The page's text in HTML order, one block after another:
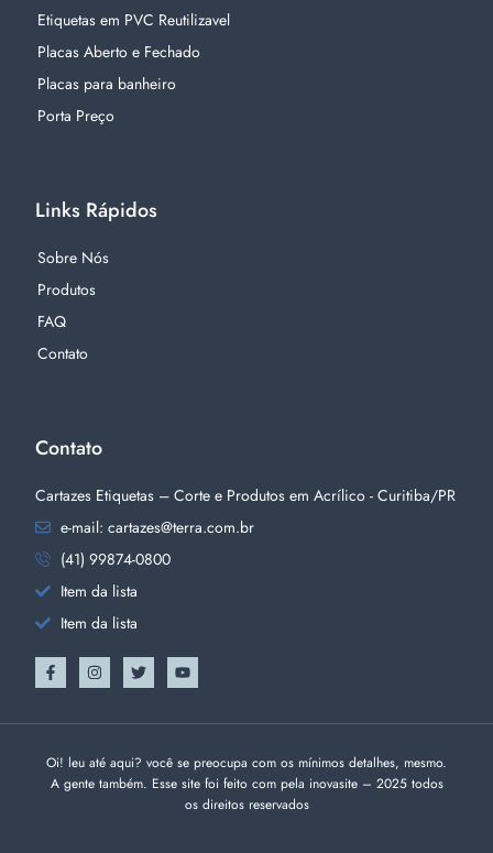
Etiquetas em PVC Reutilizavel
Placas Aberto e Fechado
Placas para banheiro
Porta Preço
Links Rápidos
Sobre Nós
Produtos
FAQ
Contato
Contato
Cartazes Etiquetas – Corte e Produtos em Acrílico - Curitiba/PR
e-mail: cartazes@terra.com.br
(41) 99874-0800
Item da lista
Item da lista
Oi! leu até aqui? você se preocupa com os mínimos detalhes, mesmo.
A gente também. Esse site foi feito com pela inovasite – 2025 todos
os direitos reservados